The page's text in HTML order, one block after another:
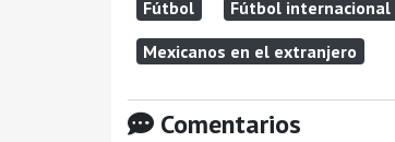
Fútbol Fútbol internacional
Mexicanos en el extranjero
Comentarios